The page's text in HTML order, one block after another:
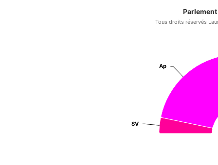
Tous droits réservés
SV
SV
Ap
Ap